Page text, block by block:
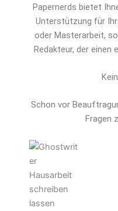
Papernerds bietet
Unterstützung für
oder Masterarbeit,
Redakteur, der einen
Schon vor
Fragen